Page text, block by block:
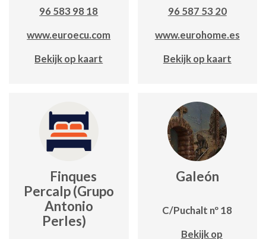
96 583 98 18
www.euroecu.com
Bekijk op kaart
96 587 53 20
www.eurohome.es
Bekijk op kaart
Finques
Percalp (Grupo
Antonio
Perles)
Galeón
C/Puchalt nº 18
Bekijk op